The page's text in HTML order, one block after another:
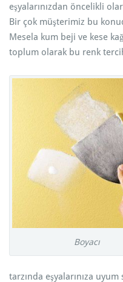
eşyalarınızdan öncelikli
Bir çok müşterimiz bu
Mesela kum beji ve kese
toplum olarak bu renk
Boyacı
tarzında eşyalarınıza